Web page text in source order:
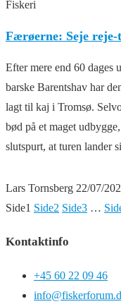
Fiskeri
Færøerne: Seje
Efter mere end 60 dages
barske Barentshav har
lagt til kaj i Tromsø.
bød på et maget
slutspurt, at turen lander
Lars Tornsberg 22/07/
Side1 Side2 Side3 …
Kontaktinfo
+45 60 22 09 46